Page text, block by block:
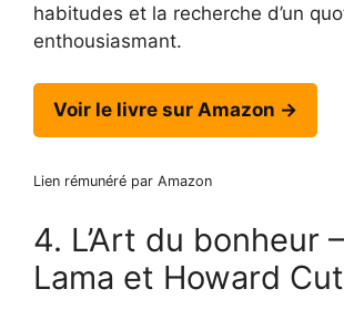
habitudes et la recherche d’un
enthousiasmant.
Voir le livre sur Amazon →
Lien rémunéré par Amazon
4. L’Art du bonheur
Lama et Howard